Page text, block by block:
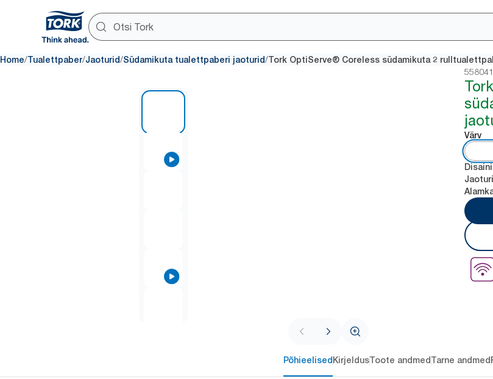
Home/Tualettpaber/Jaoturid/Südamikuta tualettpaberi jaoturid/Tork OptiServe® Coreless südamikuta 2
558041
Värv
Põhieelised KirjeldusToote andmedTarne andmed